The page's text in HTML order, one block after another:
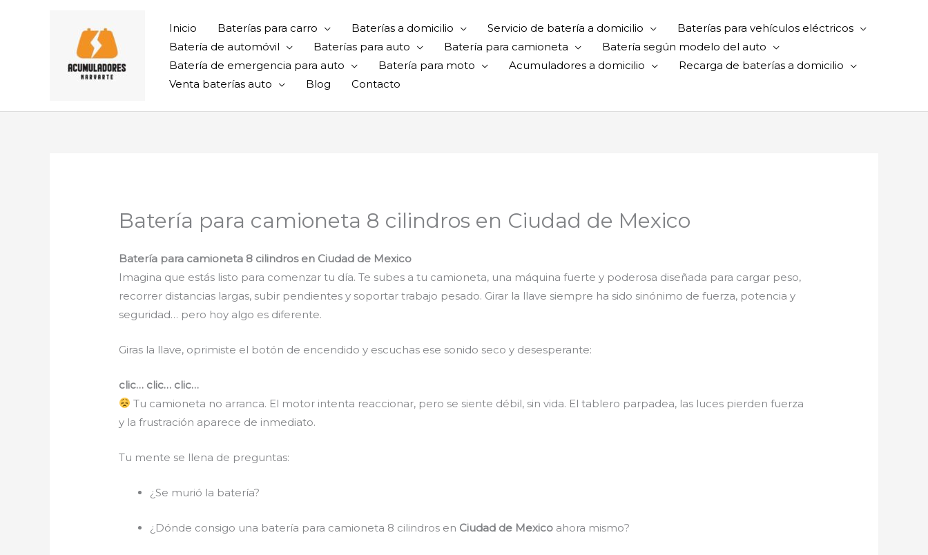
Inicio Baterías para carro Baterías a domicilio Servicio de batería a domicilio
Baterías para vehículos eléctricos
Batería de automóvil
Baterías para auto Batería para camioneta
Batería según modelo del auto
Batería de emergencia para auto
Batería para moto Acumuladores a domicilio
Recarga de baterías a domicilio
Venta baterías auto
Blog Contacto
Batería para camioneta 8 cilindros en Ciudad de Mexico
Batería para camioneta 8 cilindros en Ciudad de Mexico
Imagina que estás listo para comenzar tu día. Te subes a tu camioneta, una máquina fuerte y poderosa diseñada para cargar peso,
recorrer distancias largas, subir pendientes y soportar trabajo pesado. Girar la llave siempre ha sido sinónimo de fuerza, potencia y
seguridad… pero hoy algo es diferente.
Giras la llave, oprimiste el botón de encendido y escuchas ese sonido seco y desesperante:
clic… clic… clic…
Tu camioneta no arranca. El motor intenta reaccionar, pero se siente débil, sin vida. El tablero parpadea, las luces pierden fuerza
y la frustración aparece de inmediato.
Tu mente se llena de preguntas:
¿Se murió la batería?
¿Dónde consigo una batería para camioneta 8 cilindros en Ciudad de Mexico ahora mismo?